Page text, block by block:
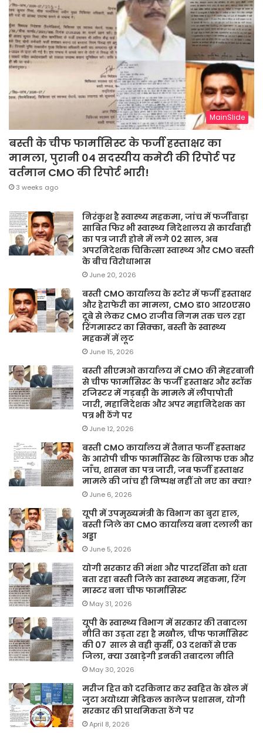
MainSlide
बस्ती के चीफ फार्मासिस्ट के फर्जी हस्ताक्षर का
मामला, पुरानी 04 सदस्यीय कमेटी की रिपोर्ट पर
वर्तमान CMO की रिपोर्ट भारी!
3 weeks ago
निरंकुश है स्वास्थ्य महकमा, जांच में फर्जीवाड़ा
साबित फिर भी स्वास्थ्य निदेशालय से कार्यवाही
का पत्र जारी होने में लगे 02 साल, अब
अपरनिदेशक चिकित्सा स्वास्थ्य और CMO बस्ती
के बीच विरोधाभास
June 20, 2026
बस्ती CMO कार्यालय के स्टोर में फर्जी हस्ताक्षर
और हेराफेरी का मामला, CMO डा० आर०एस०
दूबे से लेकर CMO राजीव निगम तक चल रहा
रिंगमास्टर का सिक्का, बस्ती के स्वास्थ्य
महकमें में लूट
June 15, 2026
बस्ती सीएमओ कार्यालय में CMO की मेहरबानी
से चीफ फार्मासिस्ट के फर्जी हस्ताक्षर और स्टॉक
रजिस्टर में गड़बड़ी के मामले में लीपापोती
जारी, महानिदेशक और अपर महानिदेशक का
पत्र भी ठेंगे पर
June 12, 2026
बस्ती CMO कार्यालय में तैनात फर्जी हस्ताक्षर
के आरोपी चीफ फार्मासिस्ट के खिलाफ एक और
जाँच, शासन का पत्र जारी, जब फर्जी हस्ताक्षर
मामले की जांच ही निष्पक्ष नहीं तो नए का क्या?
June 6, 2026
यूपी में उपमुख्यमंत्री के विभाग का बुरा हाल,
बस्ती जिले का CMO कार्यालय बना दलाली का
अड्डा
June 5, 2026
योगी सरकार की मंशा और पारदर्शिता को धता
बता रहा बस्ती जिले का स्वास्थ्य महकमा, रिंग
मास्टर बना चीफ फार्मासिस्ट
May 31, 2026
यूपी के स्वास्थ्य विभाग में सरकार की तबादला
नीति का उड़ता रहा है मखौल, चीफ फार्मासिस्ट
की 07 साल से वही कुर्सी, 03 दशकों से एक
जिला, क्या उखाड़ेगी इनकी तबादला नीति
May 30, 2026
मरीज हित को दरकिनार कर स्वहित के खेल में
जुटा अयोध्या मेडिकल कालेज प्रशासन, योगी
सरकार की प्राथमिकता ठेंगे पर
April 8, 2026